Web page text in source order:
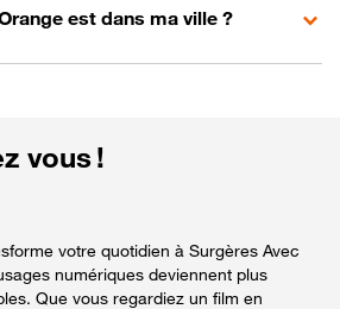
est dans ma ville ?
vous !
votre quotidien à Surgères Avec
numériques deviennent plus
Que vous regardiez un film en